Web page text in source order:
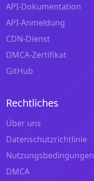
API-Dokumentation
API-Anmeldung
CDN-Dienst
DMCA-Zertifikat
GitHub
Rechtliches
Über uns
Datenschutzrichtlinie
Nutzungsbedingungen
DMCA